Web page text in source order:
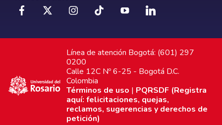
Línea de atención Bogotá: (601) 297
0200
Calle 12C Nº 6-25 - Bogotá D.C.
Colombia
Términos de uso | PQRSDF (Registra
aquí: felicitaciones, quejas,
reclamos, sugerencias y derechos de
petición)